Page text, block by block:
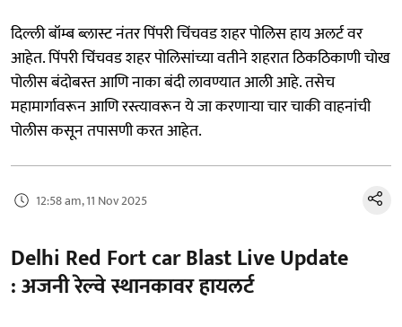
दिल्ली बॉम्ब ब्लास्ट नंतर पिंपरी चिंचवड शहर पोलिस हाय अलर्ट वर
आहेत. पिंपरी चिंचवड शहर पोलिसांच्या वतीने शहरात ठिकठिकाणी चोख
पोलीस बंदोबस्त आणि नाका बंदी लावण्यात आली आहे. तसेच
महामार्गावरून आणि रस्त्यावरून ये जा करणाऱ्या चार चाकी वाहनांची
पोलीस कसून तपासणी करत आहेत.
12:58 am, 11 Nov 2025
Delhi Red Fort car Blast Live Update
: अजनी रेल्वे स्थानकावर हायलर्ट